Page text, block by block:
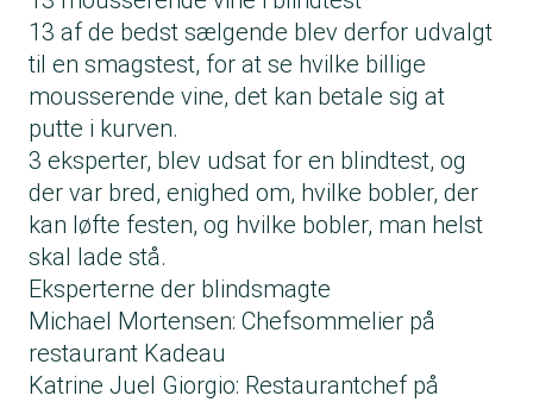
13 af de bedst sælgende blev derfor udvalgt
til en smagstest, for at se hvilke billige
mousserende vine, det kan betale sig at
putte i kurven.
3 eksperter, blev udsat for en blindtest, og
der var bred, enighed om, hvilke bobler, der
kan løfte festen, og hvilke bobler, man helst
skal lade stå.
Eksperterne der blindsmagte
Michael Mortensen: Chefsommelier på
restaurant Kadeau
Katrine Juel Giorgio: Restaurantchef på